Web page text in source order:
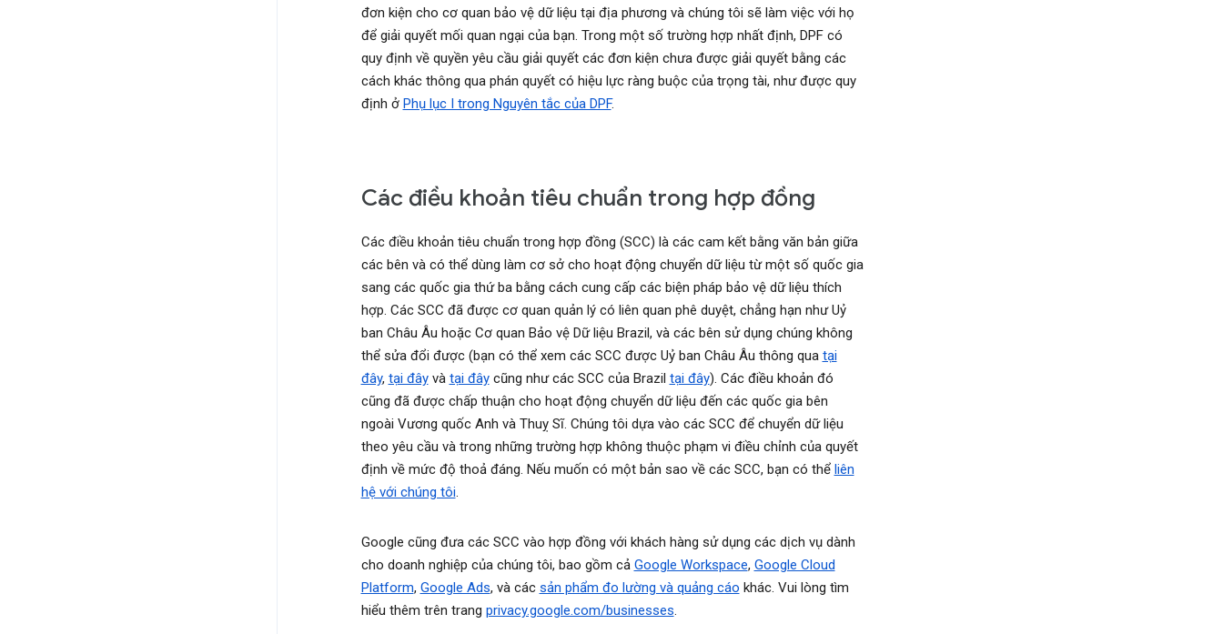
đơn kiện cho cơ quan bảo vệ dữ liệu tại địa phương và chúng tôi sẽ làm việc với họ
để giải quyết mối quan ngại của bạn. Trong một số trường hợp nhất định, DPF có
quy định về quyền yêu cầu giải quyết các đơn kiện chưa được giải quyết bằng các
cách khác thông qua phán quyết có hiệu lực ràng buộc của trọng tài, như được quy
định ở Phụ lục I trong Nguyên tắc của DPF.
Các điều khoản tiêu chuẩn trong hợp đồng
Các điều khoản tiêu chuẩn trong hợp đồng (SCC) là các cam kết bằng văn bản giữa
các bên và có thể dùng làm cơ sở cho hoạt động chuyển dữ liệu từ một số quốc gia
sang các quốc gia thứ ba bằng cách cung cấp các biện pháp bảo vệ dữ liệu thích
hợp. Các SCC đã được cơ quan quản lý có liên quan phê duyệt, chẳng hạn như Uỷ
ban Châu Âu hoặc Cơ quan Bảo vệ Dữ liệu Brazil, và các bên sử dụng chúng không
thể sửa đổi được (bạn có thể xem các SCC được Uỷ ban Châu Âu thông qua tại
đây, tại đâyvà tại đâycũng như các SCC của Brazil tại đây). Các điều khoản đó
cũng đã được chấp thuận cho hoạt động chuyển dữ liệu đến các quốc gia bên
ngoài Vương quốc Anh và Thuỵ Sĩ. Chúng tôi dựa vào các SCC để chuyển dữ liệu
theo yêu cầu và trong những trường hợp không thuộc phạm vi điều chỉnh của quyết
định về mức độ thoả đáng. Nếu muốn có một bản sao về các SCC, bạn có thể liên
hệ với chúng tôi.
Google cũng đưa các SCC vào hợp đồng với khách hàng sử dụng các dịch vụ dành
cho doanh nghiệp của chúng tôi, bao gồm cả Google Workspace, Google Cloud
Platform, Google Ads, và các sản phẩm đo lường và quảng cáo khác. Vui lòng tìm
hiểu thêm trên trang privacy.google.com/businesses.